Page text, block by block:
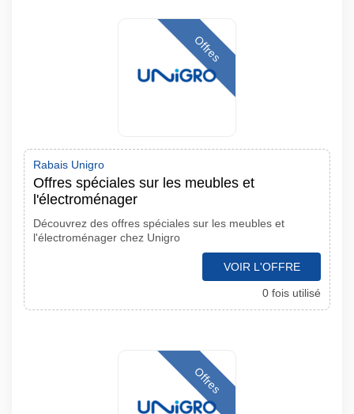
Offres
Rabais Unigro
Offres spéciales sur les meubles et
l'électroménager
Découvrez des offres spéciales sur les meubles et
l'électroménager chez Unigro
VOIR L'OFFRE
0 fois utilisé
Offres